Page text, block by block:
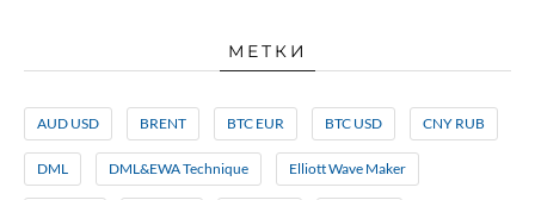
МЕТКИ
AUD USD BRENT BTC EUR BTC USD CNY RUB
DML DML&EWA Technique Elliott Wave Maker